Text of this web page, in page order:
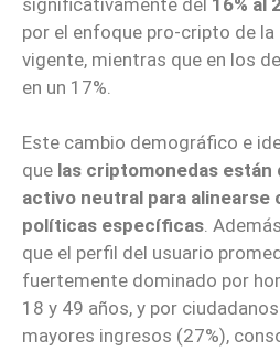
por el enfoque pro-cripto de
vigente, mientras que en los
en un 17%.
Este cambio demográfico e
que las criptomonedas están
activo neutral para
políticas específicas.
que el perfil del usuario
fuertemente dominado por
18 y 49 años, y por
mayores ingresos (27%),